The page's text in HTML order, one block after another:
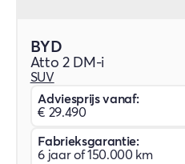
BYD
Atto 2 DM-i
SUV
Adviesprijs vanaf:
€ 29.490
Fabrieksgarantie:
6 jaar of 150.000 km